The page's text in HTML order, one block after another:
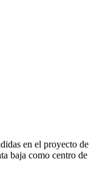
en el proyecto de
baja como centro de